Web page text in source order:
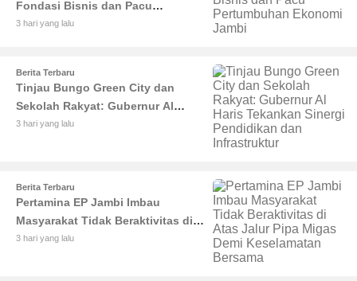
Fondasi Bisnis dan Pacu
Pertumbuhan Ekonomi Jambi
3 hari yang lalu
Berita Terbaru
Tinjau Bungo Green City dan
Sekolah Rakyat: Gubernur Al
Haris Tekankan Sinergi
3 hari yang lalu
Berita Terbaru
Pertamina EP Jambi Imbau
Masyarakat Tidak Beraktivitas di
Atas Jalur Pipa Migas Demi
3 hari yang lalu